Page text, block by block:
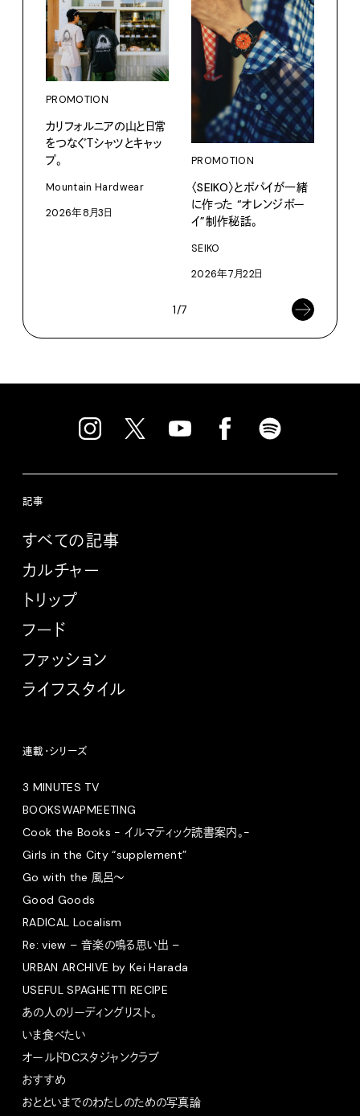
PROMOTION
カリフォルニアの山と日常
をつなぐＴシャツとキャッ
プ。
Mountain Hardwear
2026年8月3日
PROMOTION
〈SEIKO〉とポパイが一緒
に作った “オレンジボー
イ”制作秘話。
SEIKO
2026年7月22日
1/7
記事
すべての記事
カルチャー
トリップ
フード
ファッション
ライフスタイル
連載・シリーズ
3 MINUTES TV
BOOKSWAPMEETING
Cook the Books - イルマティック読書案内。-
Girls in the City “supplement”
Go with the 風呂〜
Good Goods
RADICAL Localism
Re: view – 音楽の鳴る思い出 –
URBAN ARCHIVE by Kei Harada
USEFUL SPAGHETTI RECIPE
あの人のリーディングリスト。
いま食べたい
オールドDCスタジャンクラブ
おすすめ
おとといまでのわたしのための写真論